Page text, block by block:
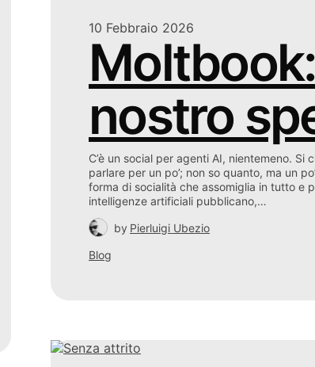
10 Febbraio 2026
nostro
C’è un social per agenti AI, nientemeno. Si
parlare per un po’; non so quanto, ma un
forma di socialità che assomiglia in tutto e
intelligenze artificiali pubblicano,…
by Pierluigi Ubezio
Blog